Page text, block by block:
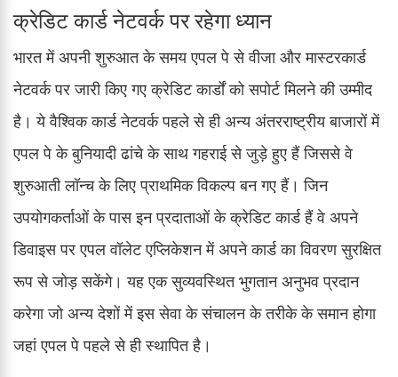
क्रेडिट कार्ड नेटवर्क पर रहेगा ध्यान
भारत में अपनी शुरुआत के समय एपल पे से वीजा और मास्टरकार्ड
नेटवर्क पर जारी किए गए क्रेडिट कार्डों को सपोर्ट मिलने की उम्मीद
है। ये वैश्विक कार्ड नेटवर्क पहले से ही अन्य अंतरराष्ट्रीय बाजारों में
एपल पे के बुनियादी ढांचे के साथ गहराई से जुड़े हुए हैं जिससे वे
शुरुआती लॉन्च के लिए प्राथमिक विकल्प बन गए हैं। जिन
उपयोगकर्ताओं के पास इन प्रदाताओं के क्रेडिट कार्ड हैं वे अपने
डिवाइस पर एपल वॉलेट एप्लिकेशन में अपने कार्ड का विवरण सुरक्षित
रूप से जोड़ सकेंगे। यह एक सुव्यवस्थित भुगतान अनुभव प्रदान
करेगा जो अन्य देशों में इस सेवा के संचालन के तरीके के समान होगा
जहां एपल पे पहले से ही स्थापित है।